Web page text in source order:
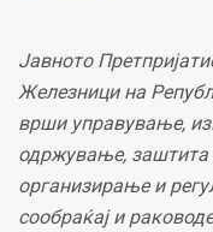
Јавното
Железници на
врши управување,
одржување, заштита
организирање и
сообраќај и